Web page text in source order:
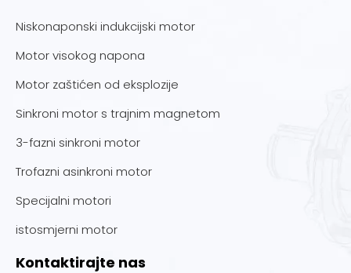
Niskonaponski indukcijski motor
Motor visokog napona
Motor zaštićen od eksplozije
Sinkroni motor s trajnim magnetom
3-fazni sinkroni motor
Trofazni asinkroni motor
Specijalni motori
istosmjerni motor
Kontaktirajte nas